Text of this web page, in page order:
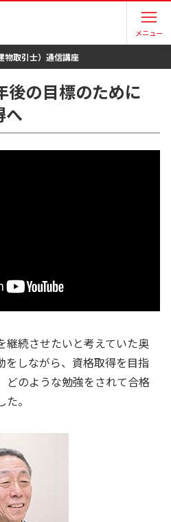
メニュー
物取引士）通信講座
後の目標のために
へ
継続させたいと考えていた奥
をしながら、資格取得を目指
どのような勉強をされて合格
。